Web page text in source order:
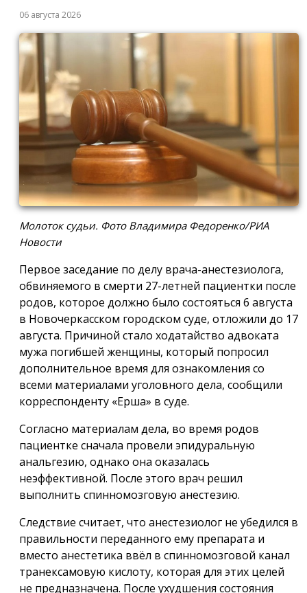
06 августа 2026
Молоток судьи. Фото Владимира Федоренко/РИА
Новости
Первое заседание по делу врача-анестезиолога,
обвиняемого в смерти 27-летней пациентки после
родов, которое должно было состояться 6 августа
в Новочеркасском городском суде, отложили до 17
августа. Причиной стало ходатайство адвоката
мужа погибшей женщины, который попросил
дополнительное время для ознакомления со
всеми материалами уголовного дела, сообщили
корреспонденту «Ерша» в суде.
Согласно материалам дела, во время родов
пациентке сначала провели эпидуральную
анальгезию, однако она оказалась
неэффективной. После этого врач решил
выполнить спинномозговую анестезию.
Следствие считает, что анестезиолог не убедился в
правильности переданного ему препарата и
вместо анестетика ввёл в спинномозговой канал
транексамовую кислоту, которая для этих целей
не предназначена. После ухудшения состояния